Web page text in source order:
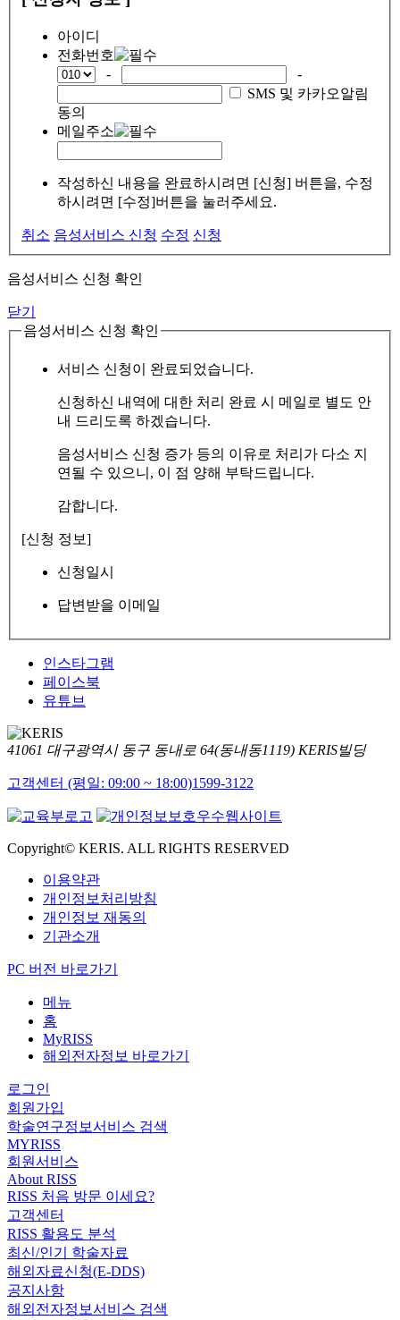
아이디
전화번호
-
-
SMS 및 카카오알림
동의
메일주소
작성하신 내용을 완료하시려면 [신청] 버튼을, 수정
하시려면 [수정]버튼을 눌러주세요.
취소 음성서비스 신청 수정 신청
음성서비스 신청 확인
닫기
음성서비스 신청 확인
서비스 신청이 완료되었습니다.
신청하신 내역에 대한 처리 완료 시 메일로 별도 안
내 드리도록 하겠습니다.
음성서비스 신청 증가 등의 이유로 처리가 다소 지
연될 수 있으니, 이 점 양해 부탁드립니다.
감합니다.
[신청 정보]
신청일시
답변받을 이메일
인스타그램
페이스북
유튜브
41061 대구광역시 동구 동내로 64(동내동1119) KERIS빌딩
고객센터 (평일: 09:00 ~ 18:00)1599-3122
Copyright© KERIS. ALL RIGHTS RESERVED
이용약관
개인정보처리방침
개인정보 재동의
기관소개
PC 버전 바로가기
메뉴
홈
MyRISS
해외전자정보 바로가기
로그인
회원가입
학술연구정보서비스 검색
MYRISS
회원서비스
About RISS
RISS 처음 방문 이세요?
고객센터
RISS 활용도 분석
최신/인기 학술자료
해외자료신청(E-DDS)
공지사항
해외전자정보서비스 검색